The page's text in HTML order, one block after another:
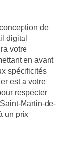
de
digital
votre
en avant
spécificités
est à votre
respecter
Martin-de-
un prix